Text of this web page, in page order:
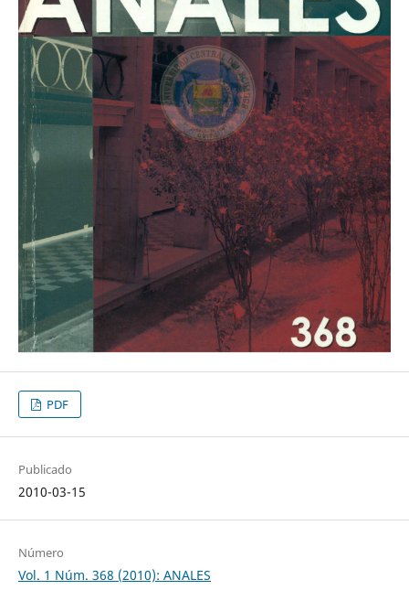
PDF
Publicado
2010-03-15
Número
Vol. 1 Núm. 368 (2010): ANALES